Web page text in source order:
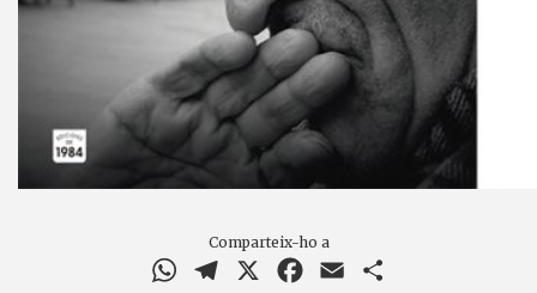
Comparteix-ho a
WhatsAppTelegram Facebook
Email